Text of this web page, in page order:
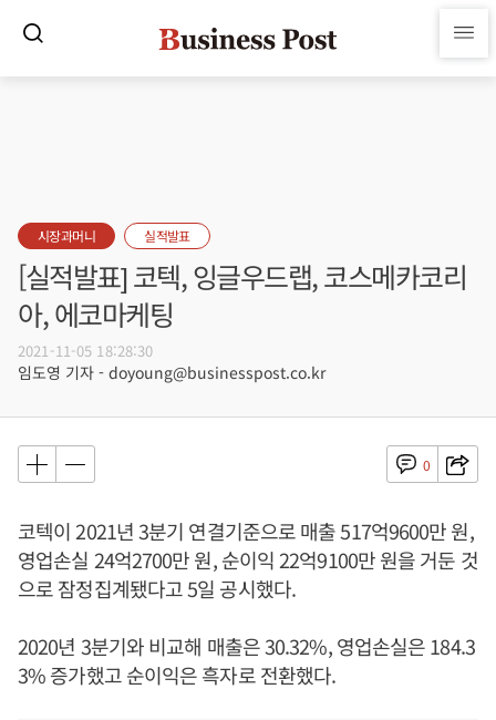
시장과머니 실적발표
[실적발표] 코텍, 잉글우드랩, 코스메카코리
아, 에코마케팅
2021-11-05 18:28:30
임도영 기자 - doyoung@businesspost.co.kr
0
코텍이 2021년 3분기 연결기준으로 매출 517억9600만 원,
영업손실 24억2700만 원, 순이익 22억9100만 원을 거둔 것
으로 잠정집계됐다고 5일 공시했다.
2020년 3분기와 비교해 매출은 30.32%, 영업손실은 184.3
3% 증가했고 순이익은 흑자로 전환했다.